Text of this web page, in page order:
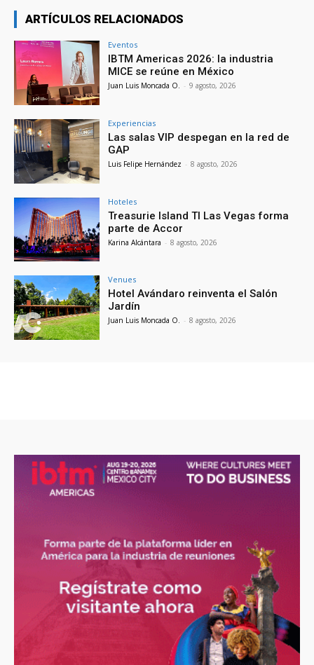
ARTÍCULOS RELACIONADOS
Eventos
IBTM Americas 2026: la industria
MICE se reúne en México
Juan Luis Moncada O. - 9 agosto, 2026
Experiencias
Las salas VIP despegan en la red de
GAP
Luis Felipe Hernández - 8 agosto, 2026
Hoteles
Treasurie Island TI Las Vegas forma
parte de Accor
Karina Alcántara - 8 agosto, 2026
Venues
Hotel Avándaro reinventa el Salón
Jardín
Juan Luis Moncada O. - 8 agosto, 2026